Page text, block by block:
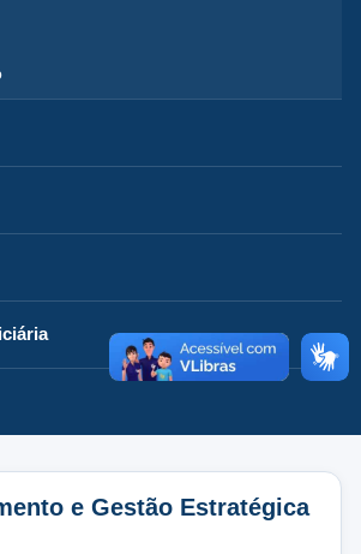
e Gestão Estratégica